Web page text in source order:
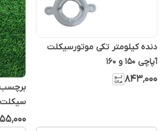
دنده کیلومتر تکی موتورسیکلت
آپاچی 150 و 160
۸۴۳٬۰۰۰
برچسب
سیکلت
۵۵٬۰۰۰